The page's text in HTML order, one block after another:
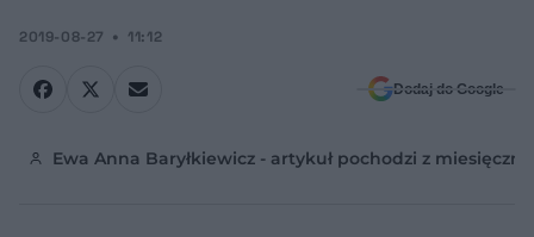
2019-08-27 11:12
Dodaj do Google
Ewa Anna Baryłkiewicz - artykuł pochodzi z